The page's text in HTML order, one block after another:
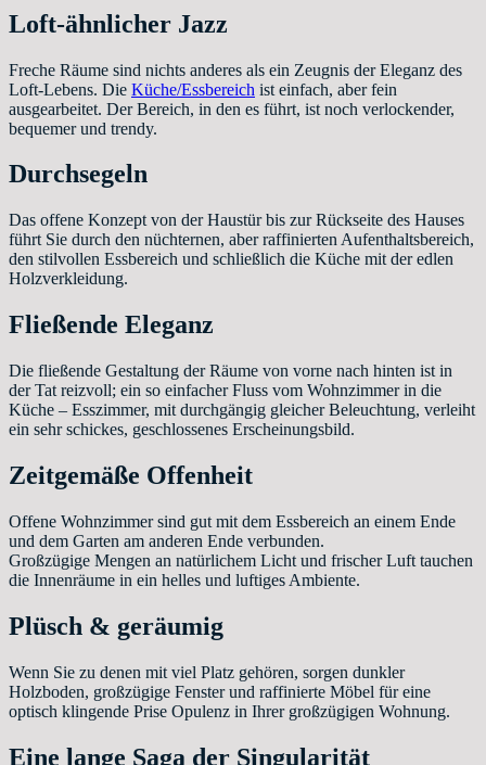
Loft-ähnlicher Jazz
Freche Räume sind nichts anderes als ein Zeugnis der Eleganz des
Loft-Lebens. Die Küche/Essbereich ist einfach, aber fein
ausgearbeitet. Der Bereich, in den es führt, ist noch verlockender,
bequemer und trendy.
Durchsegeln
Das offene Konzept von der Haustür bis zur Rückseite des Hauses
führt Sie durch den nüchternen, aber raffinierten Aufenthaltsbereich,
den stilvollen Essbereich und schließlich die Küche mit der edlen
Holzverkleidung.
Fließende Eleganz
Die fließende Gestaltung der Räume von vorne nach hinten ist in
der Tat reizvoll; ein so einfacher Fluss vom Wohnzimmer in die
Küche – Esszimmer, mit durchgängig gleicher Beleuchtung, verleiht
ein sehr schickes, geschlossenes Erscheinungsbild.
Zeitgemäße Offenheit
Offene Wohnzimmer sind gut mit dem Essbereich an einem Ende
und dem Garten am anderen Ende verbunden.
Großzügige Mengen an natürlichem Licht und frischer Luft tauchen
die Innenräume in ein helles und luftiges Ambiente.
Plüsch & geräumig
Wenn Sie zu denen mit viel Platz gehören, sorgen dunkler
Holzboden, großzügige Fenster und raffinierte Möbel für eine
optisch klingende Prise Opulenz in Ihrer großzügigen Wohnung.
Eine lange Saga der Singularität